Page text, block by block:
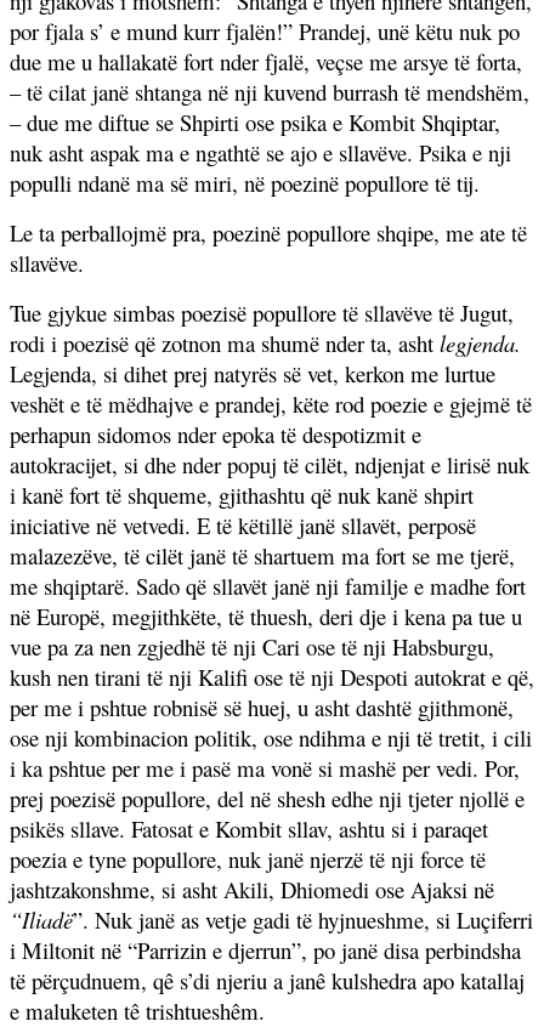
por fjala s’ e mund kurr fjalën!” Prandej, unë këtu nuk po
due me u hallakatë fort nder fjalë, veçse me arsye të forta,
– të cilat janë shtanga në nji kuvend burrash të mendshëm,
– due me diftue se Shpirti ose psika e Kombit Shqiptar,
nuk asht aspak ma e ngathtë se ajo e sllavëve. Psika e nji
populli ndanë ma së miri, në poezinë popullore të tij.
Le ta perballojmë pra, poezinë popullore shqipe, me ate të
sllavëve.
Tue gjykue simbas poezisë popullore të sllavëve të Jugut,
rodi i poezisë që zotnon ma shumë nder ta, asht legjenda.
Legjenda, si dihet prej natyrës së vet, kerkon me lurtue
veshët e të mëdhajve e prandej, këte rod poezie e gjejmë të
perhapun sidomos nder epoka të despotizmit e
autokracijet, si dhe nder popuj të cilët, ndjenjat e lirisë nuk
i kanë fort të shqueme, gjithashtu që nuk kanë shpirt
iniciative në vetvedi. E të këtillë janë sllavët, perposë
malazezëve, të cilët janë të shartuem ma fort se me tjerë,
me shqiptarë. Sado që sllavët janë nji familje e madhe fort
në Europë, megjithkëte, të thuesh, deri dje i kena pa tue u
vue pa za nen zgjedhë të nji Cari ose të nji Habsburgu,
kush nen tirani të nji Kalifi ose të nji Despoti autokrat e që,
per me i pshtue robnisë së huej, u asht dashtë gjithmonë,
ose nji kombinacion politik, ose ndihma e nji të tretit, i cili
i ka pshtue per me i pasë ma vonë si mashë per vedi. Por,
prej poezisë popullore, del në shesh edhe nji tjeter njollë e
psikës sllave. Fatosat e Kombit sllav, ashtu si i paraqet
poezia e tyne popullore, nuk janë njerzë të nji force të
jashtzakonshme, si asht Akili, Dhiomedi ose Ajaksi në
“Iliadë”. Nuk janë as vetje gadi të hyjnueshme, si Luçiferri
i Miltonit në “Parrizin e djerrun”, po janë disa perbindsha
të përçudnuem, qê s’di njeriu a janê kulshedra apo katallaj
e maluketen tê trishtueshêm.